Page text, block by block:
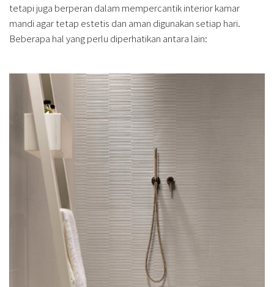
tetapi juga berperan dalam mempercantik interior kamar
mandi agar tetap estetis dan aman digunakan setiap hari.
Beberapa hal yang perlu diperhatikan antara lain: